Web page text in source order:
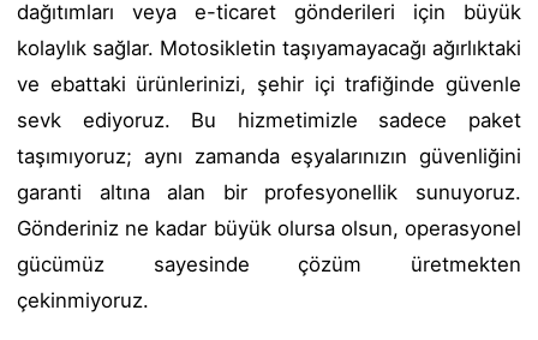
dağıtımları veya e-ticaret gönderileri için büyük
kolaylık sağlar. Motosikletin taşıyamayacağı ağırlıktaki
ve ebattaki ürünlerinizi, şehir içi trafiğinde güvenle
sevk ediyoruz. Bu hizmetimizle sadece paket
taşımıyoruz; aynı zamanda eşyalarınızın güvenliğini
garanti altına alan bir profesyonellik sunuyoruz.
Gönderiniz ne kadar büyük olursa olsun, operasyonel
gücümüz sayesinde çözüm üretmekten
çekinmiyoruz.